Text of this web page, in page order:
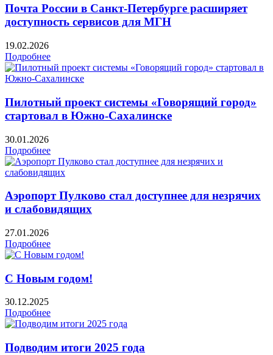
Почта России в Санкт-Петербурге расширяет
доступность сервисов для МГН
19.02.2026
Подробнее
Пилотный проект системы «Говорящий город»
стартовал в Южно-Сахалинске
30.01.2026
Подробнее
Аэропорт Пулково стал доступнее для незрячих
и слабовидящих
27.01.2026
Подробнее
С Новым годом!
30.12.2025
Подробнее
Подводим итоги 2025 года